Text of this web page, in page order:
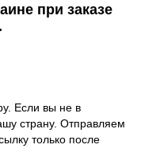
при заказе
Если вы не в
страну. Отправляем
только после